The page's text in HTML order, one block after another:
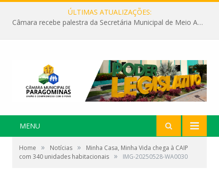
ÚLTIMAS ATUALIZAÇÕES:
Câmara recebe palestra da Secretária Municipal de Meio Ambiente sobre as ações da “SEMANA DO MEIO AMBIENTE”
MENU
Home » Notícias »
Minha Casa, Minha Vida chega à CAIP
com 340 unidades habitacionais » IMG-20250528-WA0030